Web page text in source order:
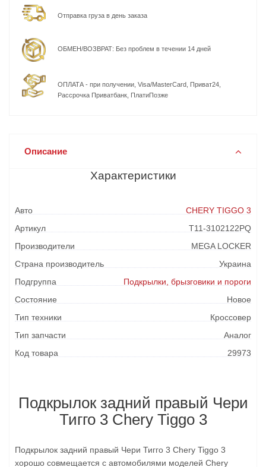
Отправка груза в день заказа
ОБМЕН/ВОЗВРАТ: Без проблем в течении 14 дней
ОПЛАТА - при получении, Visa/MasterCard, Приват24,
Рассрочка Приватбанк, ПлатиПозже
Описание
Характеристики
Авто
CHERY TIGGO 3
Артикул
T11-3102122PQ
Производители
MEGA LOCKER
Страна производитель
Украина
Подгруппа
Подкрылки, брызговики и пороги
Состояние
Новое
Тип техники
Кроссовер
Тип запчасти
Аналог
Код товара
29973
Подкрылок задний правый Чери
Тигго 3 Chery Tiggo 3
Подкрылок задний правый Чери Тигго 3 Chery Tiggo 3
хорошо совмещается с автомобилями моделей Chery